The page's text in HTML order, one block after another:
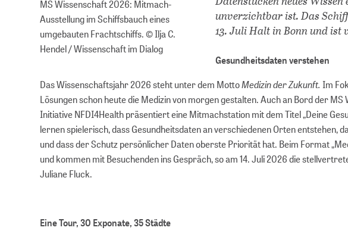
MS Wissenschaft 2026: Mitmach-
Ausstellung im Schiffsbauch eines
umgebauten Frachtschiffs. © Ilja C.
Hendel / Wissenschaft im Dialog
unverzichtbar ist. Das
13. Juli Halt in Bonn und ist
Gesundheitsdaten verstehen
Das Wissenschaftsjahr 2026 steht unter dem MottoMedizin der Zukunft.Im
Lösungen schon heute die Medizin von morgen gestalten. Auch an Bord der
Initiative NFDI4Health präsentiert eine Mitmachstation mit dem Titel „Deine
lernen spielerisch, dass Gesundheitsdaten an verschiedenen Orten entstehen,
und dass der Schutz persönlicher Daten oberste Priorität hat. Beim Format
und kommen mit Besuchenden ins Gespräch, so am 14. Juli 2026 die
Juliane Fluck.
Eine Tour, 30 Exponate, 35 Städte